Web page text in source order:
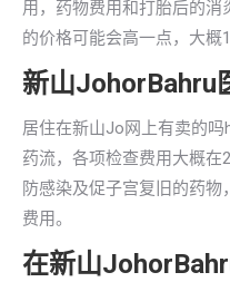
用，药物费用和打胎后的
的价格可能会高一点，大概
新山JohorBahru
居住在新山Jo网上有卖的
药流，各项检查费用大概
防感染及促子宫复旧的药
费用。
在新山